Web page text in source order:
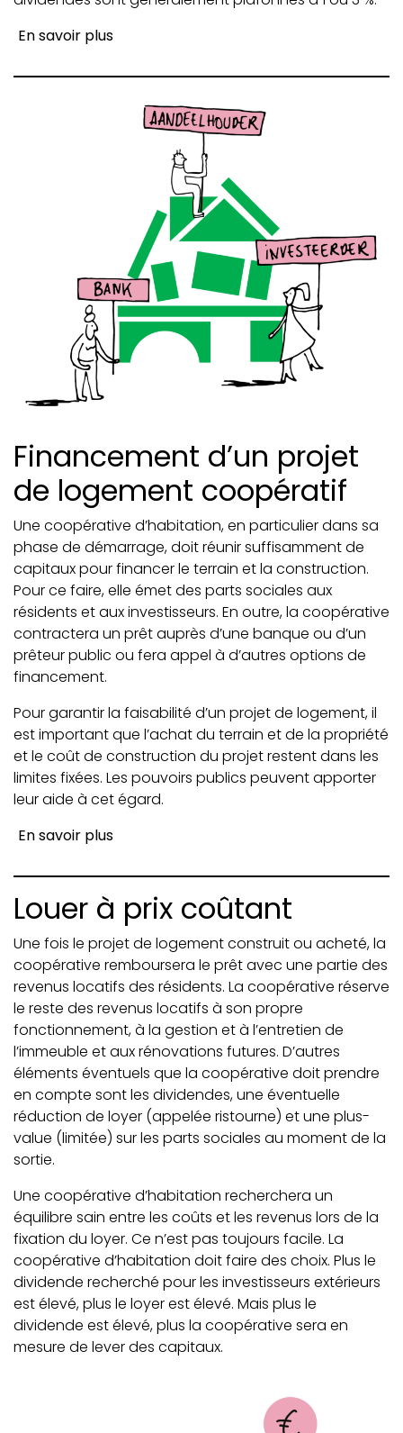
En savoir plus
Financement d’un projet
de logement coopératif
Une coopérative d’habitation, en particulier dans sa
phase de démarrage, doit réunir suffisamment de
capitaux pour financer le terrain et la construction.
Pour ce faire, elle émet des parts sociales aux
résidents et aux investisseurs. En outre, la coopérative
contractera un prêt auprès d’une banque ou d’un
prêteur public ou fera appel à d’autres options de
financement.
Pour garantir la faisabilité d’un projet de logement, il
est important que l’achat du terrain et de la propriété
et le coût de construction du projet restent dans les
limites fixées. Les pouvoirs publics peuvent apporter
leur aide à cet égard.
En savoir plus
Louer à prix coûtant
Une fois le projet de logement construit ou acheté, la
coopérative remboursera le prêt avec une partie des
revenus locatifs des résidents. La coopérative réserve
le reste des revenus locatifs à son propre
fonctionnement, à la gestion et à l’entretien de
l’immeuble et aux rénovations futures. D’autres
éléments éventuels que la coopérative doit prendre
en compte sont les dividendes, une éventuelle
réduction de loyer (appelée ristourne) et une plus-
value (limitée) sur les parts sociales au moment de la
sortie.
Une coopérative d’habitation recherchera un
équilibre sain entre les coûts et les revenus lors de la
fixation du loyer. Ce n’est pas toujours facile. La
coopérative d’habitation doit faire des choix. Plus le
dividende recherché pour les investisseurs extérieurs
est élevé, plus le loyer est élevé. Mais plus le
dividende est élevé, plus la coopérative sera en
mesure de lever des capitaux.